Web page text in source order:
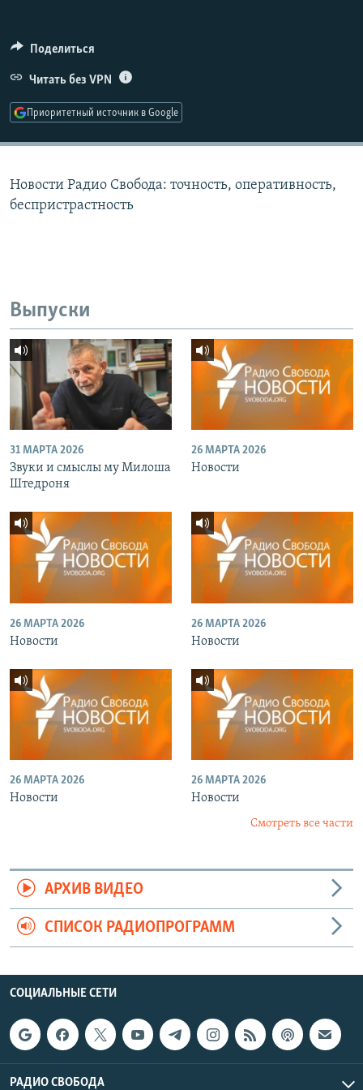
ПОДПИШИТЕСЬ НА РАССЫЛКУ
СОЦИАЛЬНЫЕ СЕТИ
Поделиться
Читать без VPN
Приоритетный источник в Google
Новости Радио Свобода: точность, оперативность,
беспристрастность
Выпуски
31 МАРТА 2026
Звуки и смыслы му Милоша
Штедроня
26 МАРТА 2026
Новости
26 МАРТА 2026
Новости
26 МАРТА 2026
Новости
26 МАРТА 2026
Новости
26 МАРТА 2026
Новости
Смотреть все части
АРХИВ ВИДЕО
СПИСОК РАДИОПРОГРАММ
СОЦИАЛЬНЫЕ СЕТИ
РАДИО СВОБОДА